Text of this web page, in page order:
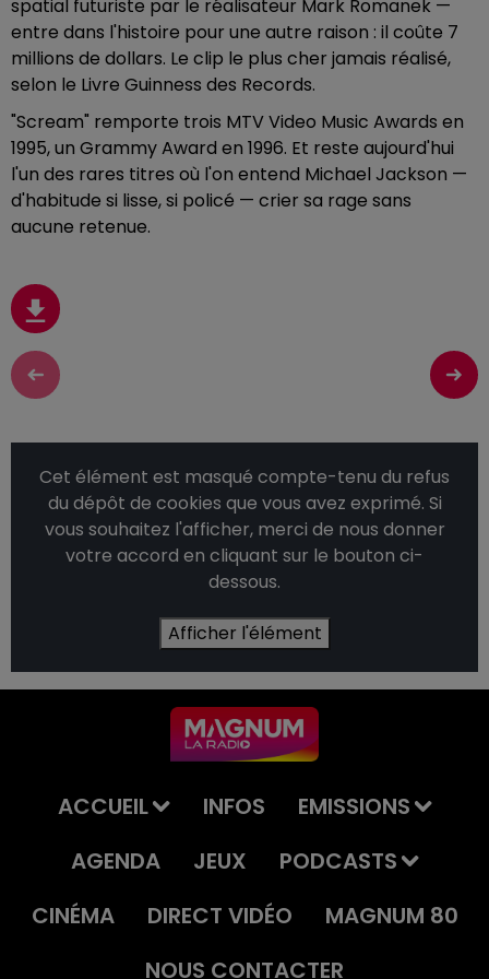
spatial futuriste par le réalisateur Mark Romanek —
entre dans l'histoire pour une autre raison : il coûte 7
millions de dollars. Le clip le plus cher jamais réalisé,
selon le Livre Guinness des Records.
"Scream" remporte trois MTV Video Music Awards en
1995, un Grammy Award en 1996. Et reste aujourd'hui
l'un des rares titres où l'on entend Michael Jackson —
d'habitude si lisse, si policé — crier sa rage sans
aucune retenue.
Cet élément est masqué compte-tenu du refus
du dépôt de cookies que vous avez exprimé. Si
vous souhaitez l'afficher, merci de nous donner
votre accord en cliquant sur le bouton ci-
dessous.
Afficher l'élément
ACCUEIL INFOS
EMISSIONS
AGENDA
JEUX
PODCASTS
CINÉMA
DIRECT VIDÉO
MAGNUM 80
NOUS CONTACTER